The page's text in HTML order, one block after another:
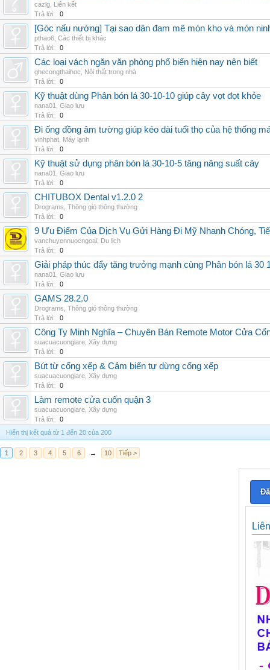
cazlg Liên kết
Trả lời:
0
[Góc nấu nướng] Tại sao dân đam mê món kho và món
pthao6 Các thiết bị khác
Trả lời:
0
Các loại vách ngăn văn phòng phổ biến hiện nay nên biết
ghecongthaihoc
Nội thất trong nhà
Trả lời:
0
Kỹ thuật dùng Phân bón lá 30-10-10 giúp cây vọt đọt khỏe
nana01
Giao lưu
Trả lời:
0
Đi ống đồng âm tường giúp kéo dài tuổi thọ của hệ thống
vinhphat Máy lạnh
Trả lời:
0
Kỹ thuật sử dụng phân bón lá 30-10-5 tăng năng suất cây
nana01
Giao lưu
Trả lời:
0
CHITUBOX Dental v1.2.0 2
Drograms Thông gió thông thường
Trả lời:
0
9 Ưu Điểm Của Dịch Vụ Gửi Hàng Đi Mỹ Nhanh Chóng,
vanchuyennuocngoai Du lịch
Trả lời:
0
Giải pháp thúc đẩy tăng trưởng mạnh cùng Phân bón lá 30
nana01
Giao lưu
Trả lời:
0
GAMS 28.2.0
Drograms Thông gió thông thường
Trả lời:
0
Công Ty Minh Nghĩa – Chuyên Bán Remote Motor Cửa
suacuacuongiare Xây dựng
Trả lời:
0
Bút từ cổng xếp & Cảm biến tự dừng cổng xếp
suacuacuongiare Xây dựng
Trả lời:
0
Làm remote cửa cuốn quận 3
suacuacuongiare Xây dựng
Trả lời:
0
Hiển thị kết quả từ 1 đến 20 của 200
1 2 3 4 5 6 → 10 Tiếp >